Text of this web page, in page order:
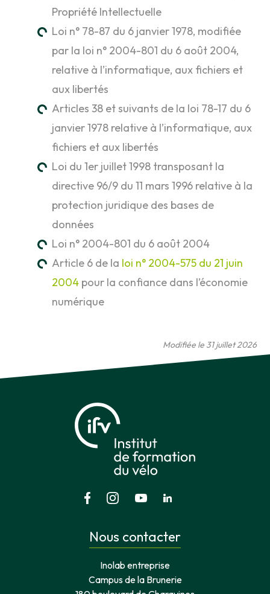
Propriété Intellectuelle
Loi n° 78-87 du 6 janvier 1978, modifiée
par la loi n° 2004-801 du 6 août 2004,
relative à l’informatique, aux fichiers et
aux libertés
Articles 38 et suivants de la loi 78-17 du 6
janvier 1978 relative à l’informatique, aux
fichiers et aux libertés
Loi du 1er juillet 1998 transposant la
directive 96/9 du 11 mars 1996 relative à la
protection juridique des bases de
données
Loi n° 2004-801 du 6 août 2004
Article 6 de la loi n° 2004-575 du 21 juin
2004 pour la confiance dans l’économie
numérique
Modifiée le 31 juillet 2026
Nous contacter
Inolab entreprise
Campus de la Brunerie